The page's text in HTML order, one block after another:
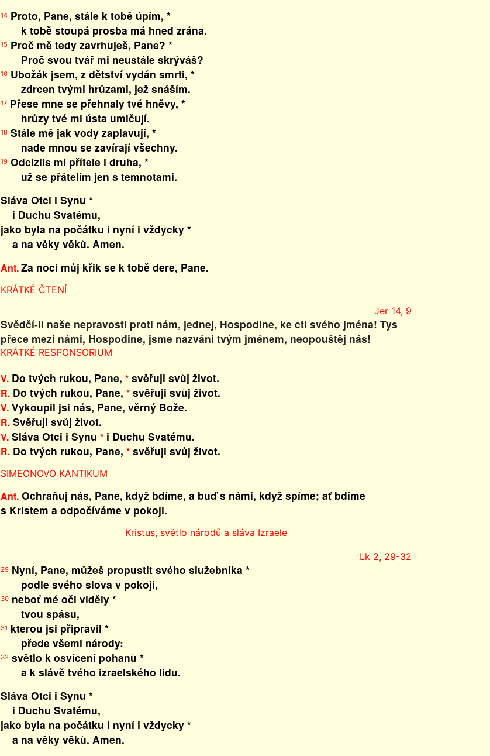
14 Proto, Pane, stále k tobě úpím, *
k tobě stoupá prosba má hned zrána.
15 Proč mě tedy zavrhuješ, Pane? *
Proč svou tvář mi neustále skrýváš?
16 Ubožák jsem, z dětství vydán smrti, *
zdrcen tvými hrůzami, jež snáším.
17 Přese mne se přehnaly tvé hněvy, *
hrůzy tvé mi ústa umlčují.
18 Stále mě jak vody zaplavují, *
nade mnou se zavírají všechny.
19 Odcizils mi přítele i druha, *
už se přátelím jen s temnotami.
Sláva Otci i Synu *
i Duchu Svatému,
jako byla na počátku i nyní i vždycky *
a na věky věků. Amen.
Ant.Za noci můj křik se k tobě dere, Pane.
KRÁTKÉ ČTENÍ
Jer 14, 9
Svědčí-li naše nepravosti proti nám, jednej, Hospodine, ke cti svého jména! Tys
přece mezi námi, Hospodine, jsme nazváni tvým jménem, neopouštěj nás!
KRÁTKÉ RESPONSORIUM
V. Do tvých rukou, Pane,* svěřuji svůj život.
R. Do tvých rukou, Pane,* svěřuji svůj život.
V. Vykoupil jsi nás, Pane, věrný Bože.
R. Svěřuji svůj život.
V. Sláva Otci i Synu* i Duchu Svatému.
R. Do tvých rukou, Pane,* svěřuji svůj život.
SIMEONOVO KANTIKUM
Ant. Ochraňuj nás, Pane, když bdíme, a buď s námi, když spíme; ať bdíme
s Kristem a odpočíváme v pokoji.
Kristus, světlo národů a sláva Izraele
Lk 2, 29-32
29 Nyní, Pane, můžeš propustit svého služebníka *
podle svého slova v pokoji,
30 neboť mé oči viděly *
tvou spásu,
31 kterou jsi připravil *
přede všemi národy:
32 světlo k osvícení pohanů *
a k slávě tvého izraelského lidu.
Sláva Otci i Synu *
i Duchu Svatému,
jako byla na počátku i nyní i vždycky *
a na věky věků. Amen.